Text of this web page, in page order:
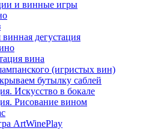
и винные игры
винная дегустация
вина
(игристых вин)
бутылку саблей
Искусство в бокале
Рисование вином
ArtWinePlay